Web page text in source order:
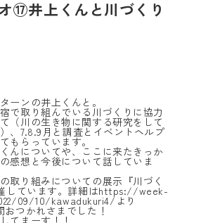
⑰井上くんと川づくり
ーンの井上くんと。
で取り組んでいる川づくりに協力
（川の生き物に関する研究をして
、7.8.9月と調査とイベントヘルプ
もらっています。
んについてや、ここに来たきっか
感想と今後について話していま
取り組みについての展示『川づく
しています。詳細はhttps://week-
09/10/kawadukuri4/より
おつかれさまでした！
てまーす！！